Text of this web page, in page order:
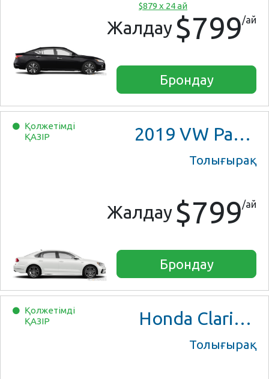
$879 x 24 ай
Жалдау $799/ай
Брондау
Қолжетімді
ҚАЗІР
2019 VW Passat
Толығырақ
Жалдау $799/ай
Брондау
Қолжетімді
ҚАЗІР
Honda Clarity Plug-In Hybrid
Толығырақ